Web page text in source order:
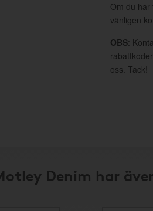
Om du
vänligen
OBS:
oss. Tack!
Denim har